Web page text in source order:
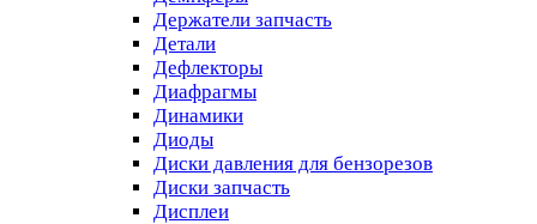
Держатели запчасть
Детали
Дефлекторы
Диафрагмы
Динамики
Диоды
Диски давления для бензорезов
Диски запчасть
Дисплеи